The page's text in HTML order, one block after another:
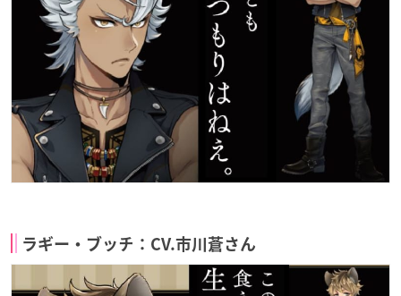
ラギー・ブッチ：CV.市川蒼さん